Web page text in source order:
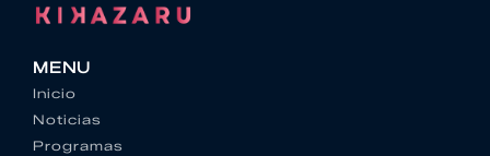
MENU
Inicio
Noticias
Programas